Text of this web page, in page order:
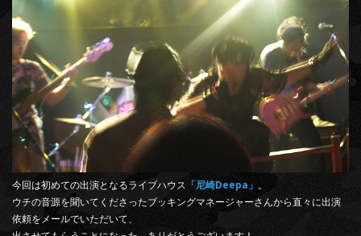
今回は初めての出演となるライブハウス 「尼崎Deepa」 。
ウチの音源を聞いてくださったブッキングマネージャーさんから直々に出演
依頼をメールでいただいて、